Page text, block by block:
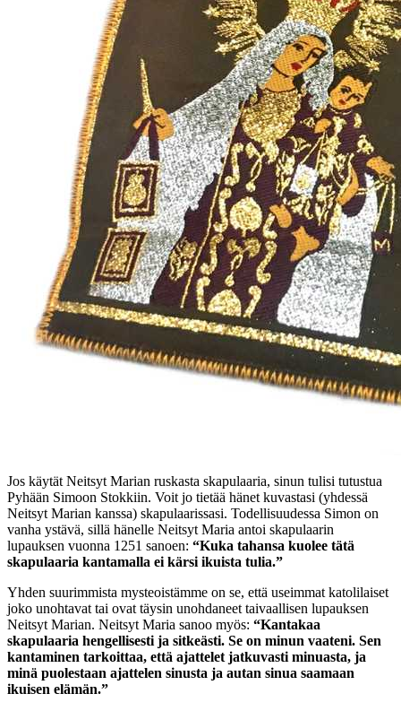
Jos käytät Neitsyt Marian ruskasta skapulaaria, sinun tulisi tutustua
Pyhään Simoon Stokkiin. Voit jo tietää hänet kuvastasi (yhdessä
Neitsyt Marian kanssa) skapulaarissasi. Todellisuudessa Simon on
vanha ystävä, sillä hänelle Neitsyt Maria antoi skapulaarin
lupauksen vuonna 1251 sanoen: “Kuka tahansa kuolee tätä
skapulaaria kantamalla ei kärsi ikuista tulia.”
Yhden suurimmista mysteoistämme on se, että useimmat katolilaiset
joko unohtavat tai ovat täysin unohdaneet taivaallisen lupauksen
Neitsyt Marian. Neitsyt Maria sanoo myös: “Kantakaa
skapulaaria hengellisesti ja sitkeästi. Se on minun vaateni. Sen
kantaminen tarkoittaa, että ajattelet jatkuvasti minuasta, ja
minä puolestaan ajattelen sinusta ja autan sinua saamaan
ikuisen elämän.”